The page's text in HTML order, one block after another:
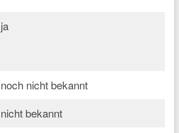
ja
noch nicht bekannt
nicht bekannt